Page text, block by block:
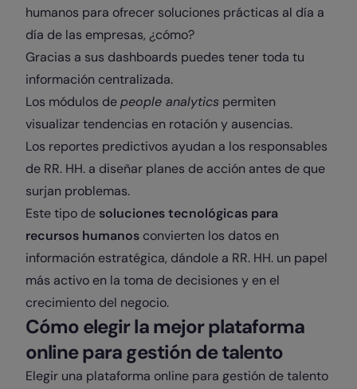
humanos para ofrecer soluciones prácticas al día a
día de las empresas, ¿cómo?
Gracias a sus dashboards puedes tener toda tu
información centralizada.
Los módulos depeople analytics permiten
visualizar tendencias en rotación y ausencias.
Los reportes predictivos ayudan a los responsables
de RR. HH. a diseñar planes de acción antes de que
surjan problemas.
Este tipo de soluciones tecnológicas para
recursos humanos convierten los datos en
información estratégica, dándole a RR. HH. un papel
más activo en la toma de decisiones y en el
crecimiento del negocio.
Cómo elegir la mejor plataforma
online para gestión de talento
Elegir una plataforma online para gestión de talento